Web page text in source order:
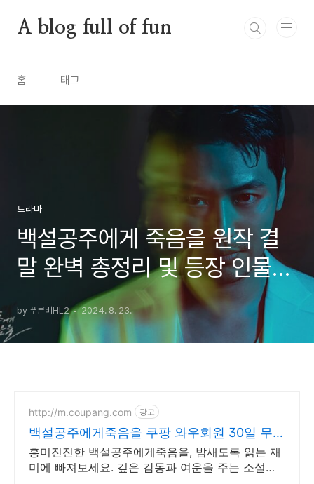
A blog full of fun
홈 태그
드라마
백설공주에게 죽음을 원작 결
말 완벽 총정리 및 등장 인물
by 푸른비HL2 2024. 8. 23.
http://m.coupang.com 광고
백설공주에게죽음을 쿠팡 와우회원 30일 무료
반품
흥미진진한 백설공주에게죽음을, 밤새도록 읽는 재
미에 빠져보세요. 깊은 감동과 여운을 주는 소설책,